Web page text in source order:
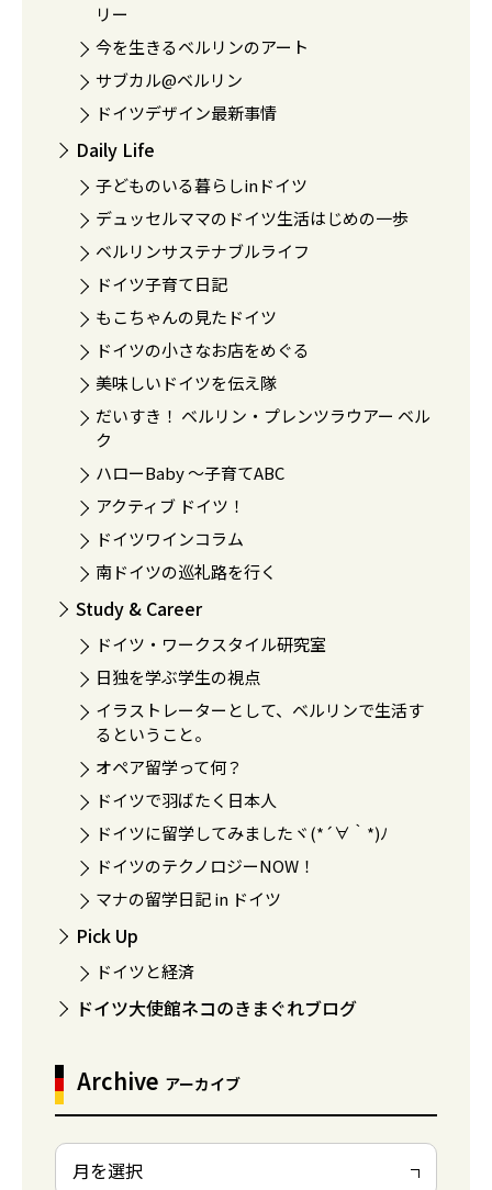
リー
今を生きるベルリンのアート
サブカル@ベルリン
ドイツデザイン最新事情
Daily Life
子どものいる暮らしinドイツ
デュッセルママのドイツ生活はじめの一歩
ベルリンサステナブルライフ
ドイツ子育て日記
もこちゃんの見たドイツ
ドイツの小さなお店をめぐる
美味しいドイツを伝え隊
だいすき！ ベルリン・プレンツラウアー ベル
ク
ハローBaby 〜子育てABC
アクティブ ドイツ！
ドイツワインコラム
南ドイツの巡礼路を行く
Study & Career
ドイツ・ワークスタイル研究室
日独を学ぶ学生の視点
イラストレーターとして、ベルリンで生活す
るということ。
オペア留学って何？
ドイツで羽ばたく日本人
ドイツに留学してみましたヾ(*´∀｀*)ﾉ
ドイツのテクノロジーNOW！
マナの留学日記 in ドイツ
Pick Up
ドイツと経済
ドイツ大使館ネコのきまぐれブログ
Archive アーカイブ